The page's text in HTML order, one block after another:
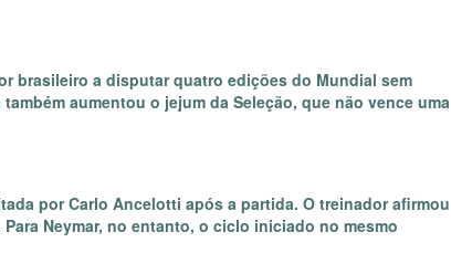
brasileiro a disputar quatro edições do Mundial sem
aumentou o jejum da Seleção, que não vence uma
por Carlo Ancelotti após a partida. O treinador afirmou
Neymar, no entanto, o ciclo iniciado no mesmo